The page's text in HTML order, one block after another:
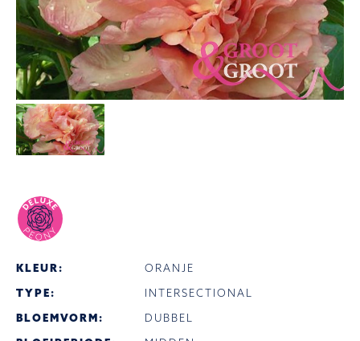
KLEUR:
ORANJE
TYPE:
INTERSECTIONAL
BLOEMVORM:
DUBBEL